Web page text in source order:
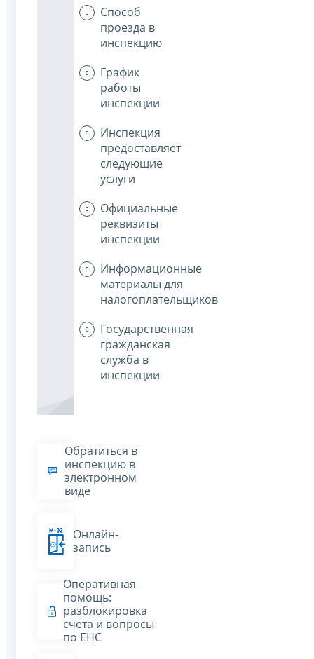
Способ
проезда в
инспекцию
График
работы
инспекции
Инспекция
предоставляет
следующие
услуги
Официальные
реквизиты
инспекции
Информационные
материалы для
налогоплательщиков
Государственная
гражданская
служба в
инспекции
Обратиться в
инспекцию в
электронном
виде
Онлайн-
запись
Оперативная
помощь:
разблокировка
счета и вопросы
по ЕНС